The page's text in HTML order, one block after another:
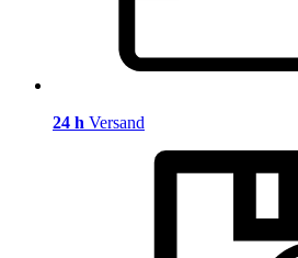
24 h Versand